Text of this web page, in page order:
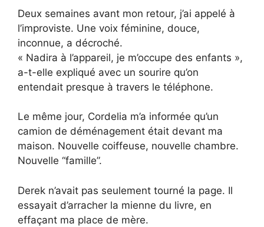
Deux semaines avant mon retour, j’ai appelé à
l’improviste. Une voix féminine, douce,
inconnue, a décroché.
« Nadira à l’appareil, je m’occupe des enfants »,
a-t-elle expliqué avec un sourire qu’on
entendait presque à travers le téléphone.
Le même jour, Cordelia m’a informée qu’un
camion de déménagement était devant ma
maison. Nouvelle coiffeuse, nouvelle chambre.
Nouvelle “famille”.
Derek n’avait pas seulement tourné la page. Il
essayait d’arracher la mienne du livre, en
effaçant ma place de mère.